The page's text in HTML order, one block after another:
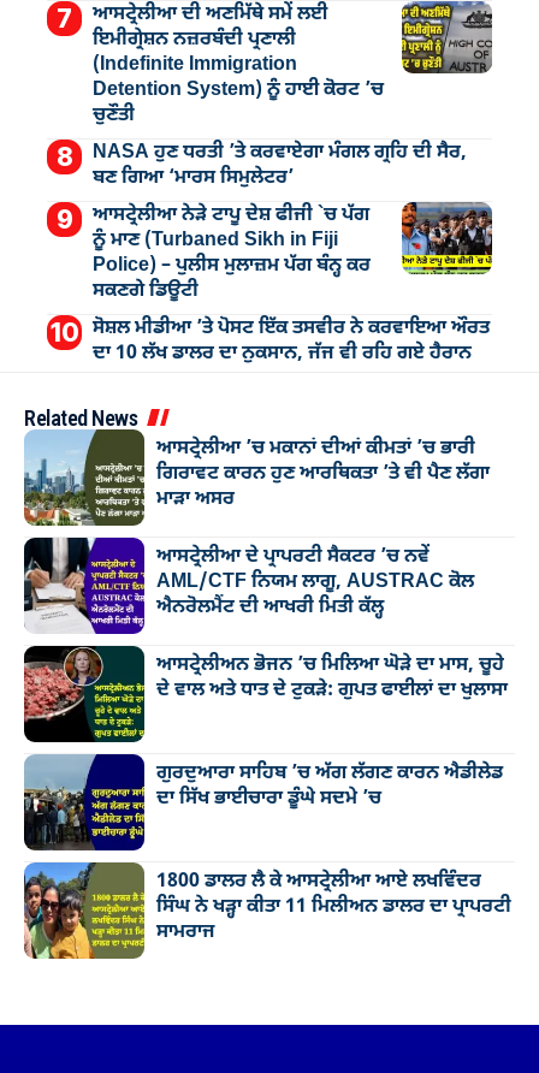
ਆਸਟ੍ਰੇਲੀਆ ਦੀ ਅਣਮਿੱਥੇ ਸਮੇਂ ਲਈ
ਇਮੀਗ੍ਰੇਸ਼ਨ ਨਜ਼ਰਬੰਦੀ ਪ੍ਰਣਾਲੀ
(Indefinite Immigration
Detention System) ਨੂੰ ਹਾਈ ਕੋਰਟ ’ਚ
ਚੁਣੌਤੀ
NASA ਹੁਣ ਧਰਤੀ ’ਤੇ ਕਰਵਾਏਗਾ ਮੰਗਲ ਗ੍ਰਹਿ ਦੀ ਸੈਰ,
ਬਣ ਗਿਆ ‘ਮਾਰਸ ਸਿਮੁਲੇਟਰ’
ਆਸਟ੍ਰੇਲੀਆ ਨੇੜੇ ਟਾਪੂ ਦੇਸ਼ ਫੀਜੀ `ਚ ਪੱਗ
ਨੂੰ ਮਾਣ (Turbaned Sikh in Fiji
Police) – ਪੁਲੀਸ ਮੁਲਾਜ਼ਮ ਪੱਗ ਬੰਨ੍ਹ ਕਰ
ਸਕਣਗੇ ਡਿਊਟੀ
ਸੋਸ਼ਲ ਮੀਡੀਆ ’ਤੇ ਪੋਸਟ ਇੱਕ ਤਸਵੀਰ ਨੇ ਕਰਵਾਇਆ ਔਰਤ
ਦਾ 10 ਲੱਖ ਡਾਲਰ ਦਾ ਨੁਕਸਾਨ, ਜੱਜ ਵੀ ਰਹਿ ਗਏ ਹੈਰਾਨ
Related News
ਆਸਟ੍ਰੇਲੀਆ ’ਚ ਮਕਾਨਾਂ ਦੀਆਂ ਕੀਮਤਾਂ ’ਚ ਭਾਰੀ
ਗਿਰਾਵਟ ਕਾਰਨ ਹੁਣ ਆਰਥਿਕਤਾ ’ਤੇ ਵੀ ਪੈਣ ਲੱਗਾ
ਮਾੜਾ ਅਸਰ
ਆਸਟ੍ਰੇਲੀਆ ਦੇ ਪ੍ਰਾਪਰਟੀ ਸੈਕਟਰ ’ਚ ਨਵੇਂ
AML/CTF ਨਿਯਮ ਲਾਗੂ, AUSTRAC ਕੋਲ
ਐਨਰੋਲਮੈਂਟ ਦੀ ਆਖਰੀ ਮਿਤੀ ਕੱਲ੍ਹ
ਆਸਟ੍ਰੇਲੀਅਨ ਭੋਜਨ ’ਚ ਮਿਲਿਆ ਘੋੜੇ ਦਾ ਮਾਸ, ਚੂਹੇ
ਦੇ ਵਾਲ ਅਤੇ ਧਾਤ ਦੇ ਟੁਕੜੇ: ਗੁਪਤ ਫਾਈਲਾਂ ਦਾ ਖੁਲਾਸਾ
ਗੁਰਦੁਆਰਾ ਸਾਹਿਬ ’ਚ ਅੱਗ ਲੱਗਣ ਕਾਰਨ ਐਡੀਲੇਡ
ਦਾ ਸਿੱਖ ਭਾਈਚਾਰਾ ਡੂੰਘੇ ਸਦਮੇ ’ਚ
1800 ਡਾਲਰ ਲੈ ਕੇ ਆਸਟ੍ਰੇਲੀਆ ਆਏ ਲਖਵਿੰਦਰ
ਸਿੰਘ ਨੇ ਖੜ੍ਹਾ ਕੀਤਾ 11 ਮਿਲੀਅਨ ਡਾਲਰ ਦਾ ਪ੍ਰਾਪਰਟੀ
ਸਾਮਰਾਜ